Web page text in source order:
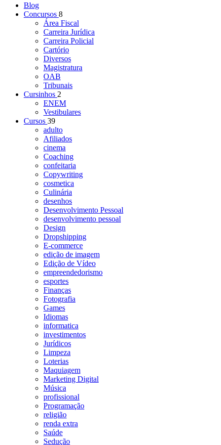
Blog
Concursos 8
Área Fiscal
Carreira Jurídica
Carreira Policial
Cartório
Diversos
Magistratura
OAB
Tribunais
Cursinhos 2
ENEM
Vestibulares
Cursos 39
adulto
Afiliados
cinema
Coaching
confeitaria
Copywriting
cosmetica
Culinária
desenhos
Desenvolvimento Pessoal
desenvolvimento pessoal
Design
Dropshipping
E-commerce
edição de imagem
Edição de Vídeo
empreendedorismo
esportes
Finanças
Fotografia
Games
Idiomas
informatica
investimentos
Jurídicos
Limpeza
Loterias
Maquiagem
Marketing Digital
Música
profissional
Programação
religião
renda extra
Saúde
Sedução